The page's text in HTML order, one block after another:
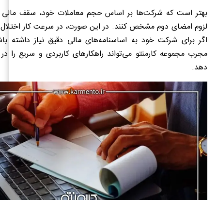
بهتر است که شرکت‌ها بر اساس حجم معاملات خود، سقف
لزوم امضای دوم مشخص کنند. در این صورت، در سرعت کار
اگر برای شرکت خود به اساسنامه‌های مالی دقیق نیاز داشته
مجرب مجموعه کارمنتو می‌تواند راهکارهای کاربردی و سریع را در
دهد.